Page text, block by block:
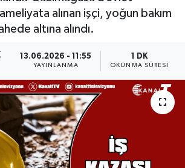
alınan işçi, yoğun bakım
altına alındı.
13.06.2026 - 11:55
YAYINLANMA
1 DK
OKUNMA SÜRESI